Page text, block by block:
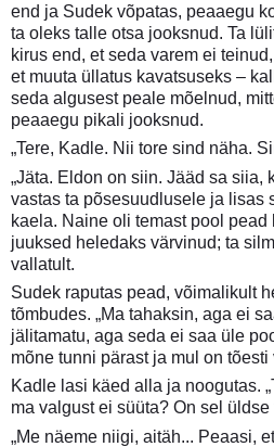
end ja Sudek võpatas, peaaegu
ta oleks talle otsa jooksnud. Ta
kirus end, et seda varem ei
et muuta üllatus kavatsuseks –
seda algusest peale mõelnud,
peaaegu pikali jooksnud.
„Tere, Kadle. Nii tore sind näha.
„Jäta. Eldon on siin. Jääd sa siia,
vastas ta põsesuudlusele ja lisas
kaela. Naine oli temast pool
juuksed heledaks värvinud; ta
vallatult.
Sudek raputas pead, võimalikult
tõmbudes. „Ma tahaksin, aga ei
jälitamatu, aga seda ei saa üle
mõne tunni pärast ja mul on tõesti
Kadle lasi käed alla ja noogutas.
ma valgust ei süüta? On sel üldse
„Me näeme niigi, aitäh... Peaasi,